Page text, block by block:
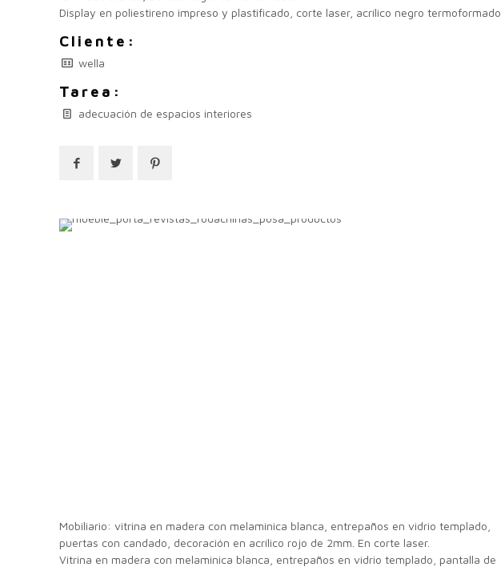
Display en poliestireno impreso y plastificado, corte laser, acrílico negro termoformado.
Cliente:
wella
Tarea:
adecuación de espacios interiores
Mobiliario: vitrina en madera con melaminica blanca, entrepaños en vidrio templado,
puertas con candado, decoración en acrílico rojo de 2mm. En corte laser.
Vitrina en madera con melaminica blanca, entrepaños en vidrio templado, pantalla de